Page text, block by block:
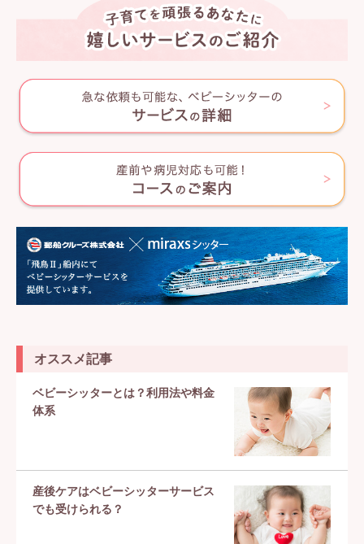
オススメ記事
ベビーシッターとは？利用法や料金
体系
産後ケアはベビーシッターサービス
でも受けられる？